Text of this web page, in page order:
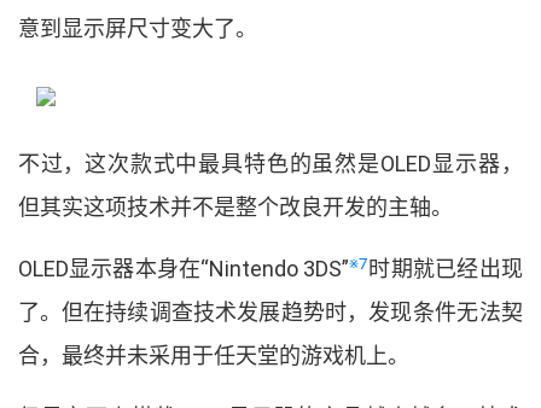
意到显示屏尺寸变大了。
不过， 这次款式中最具特色的虽然是OLED显示器，
但其实这项技术并不是整个改良开发的主轴。
OLED显示器本身在“Nintendo 3DS”※7时期就已经出现
了。 但在持续调查技术发展趋势时， 发现条件无法契
合， 最终并未采用于任天堂的游戏机上。